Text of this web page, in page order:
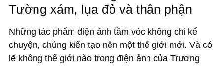
Tường xám, lụa đỏ và thân phận
Những tác phẩm điện ảnh tầm vóc không chỉ kể
chuyện, chúng kiến tạo nên một thế giới mới. Và có
lẽ không thế giới nào trong điện ảnh của Trương